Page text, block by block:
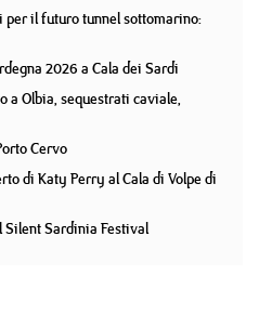
il futuro tunnel sottomarino:
2026 a Cala dei Sardi
a Olbia, sequestrati caviale,
Cervo
di Katy Perry al Cala di Volpe di
Silent Sardinia Festival